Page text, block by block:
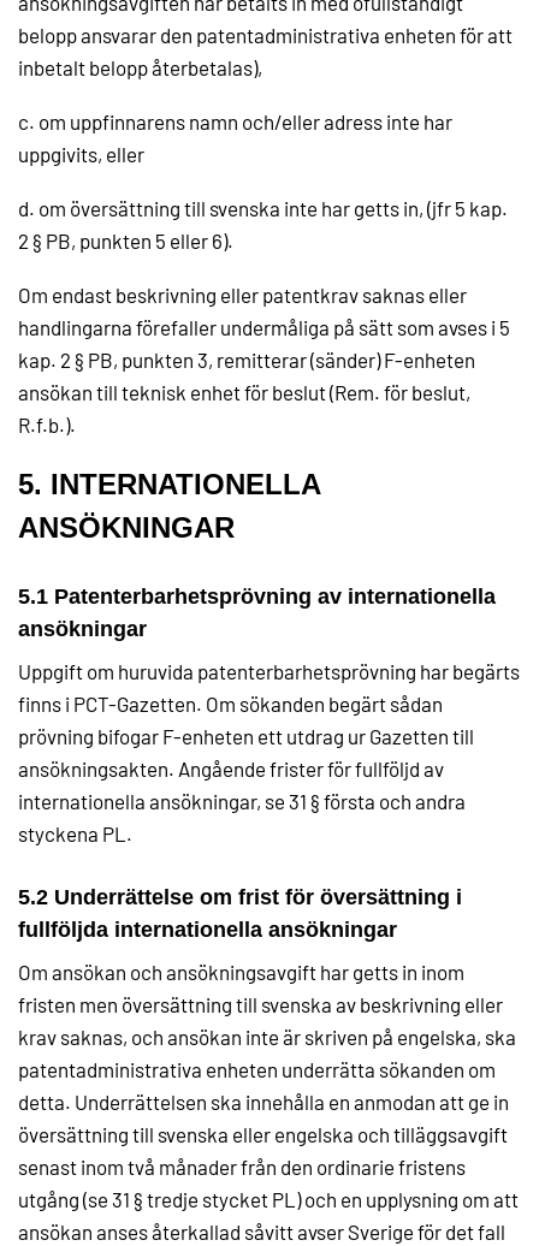
belopp ansvarar den patentadministrativa enheten för att
inbetalt belopp återbetalas),
c. om uppfinnarens namn och/eller adress inte har
uppgivits, eller
d. om översättning till svenska inte har getts in, (jfr 5 kap.
2 § PB, punkten 5 eller 6).
Om endast beskrivning eller patentkrav saknas eller
handlingarna förefaller undermåliga på sätt som avses i 5
kap. 2 § PB, punkten 3, remitterar (sänder) F-enheten
ansökan till teknisk enhet för beslut (Rem. för beslut,
R.f.b.).
5. INTERNATIONELLA
ANSÖKNINGAR
5.1 Patenterbarhetsprövning av internationella
ansökningar
Uppgift om huruvida patenterbarhetsprövning har begärts
finns i PCT-Gazetten. Om sökanden begärt sådan
prövning bifogar F-enheten ett utdrag ur Gazetten till
ansökningsakten. Angående frister för fullföljd av
internationella ansökningar, se 31 § första och andra
styckena PL.
5.2 Underrättelse om frist för översättning i
fullföljda internationella ansökningar
Om ansökan och ansökningsavgift har getts in inom
fristen men översättning till svenska av beskrivning eller
krav saknas, och ansökan inte är skriven på engelska, ska
patentadministrativa enheten underrätta sökanden om
detta. Underrättelsen ska innehålla en anmodan att ge in
översättning till svenska eller engelska och tilläggsavgift
senast inom två månader från den ordinarie fristens
utgång (se 31 § tredje stycket PL) och en upplysning om att
ansökan anses återkallad såvitt avser Sverige för det fall